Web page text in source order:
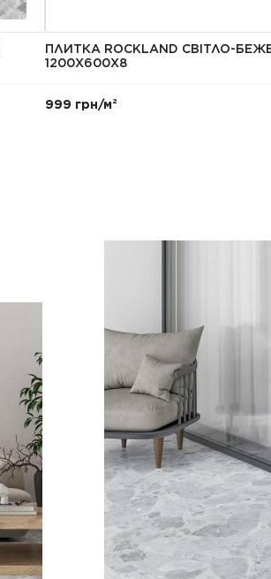
ПЛИТКА ROCKLAND СВІТЛО-
1200Х600Х8
999 грн/м²